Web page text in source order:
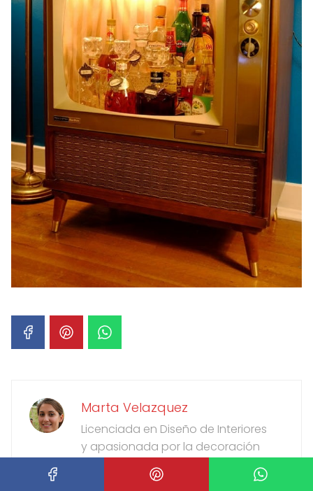
Marta Velazquez
Licenciada en Diseño de Interiores
y apasionada por la decoración
del hogar y los proyectos DIY.
Colaboradora en destacadas